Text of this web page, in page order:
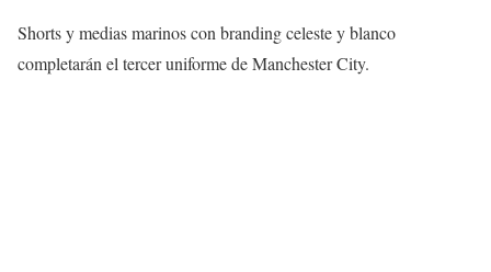
Shorts y medias marinos con branding celeste y blanco
completarán el tercer uniforme de Manchester City.